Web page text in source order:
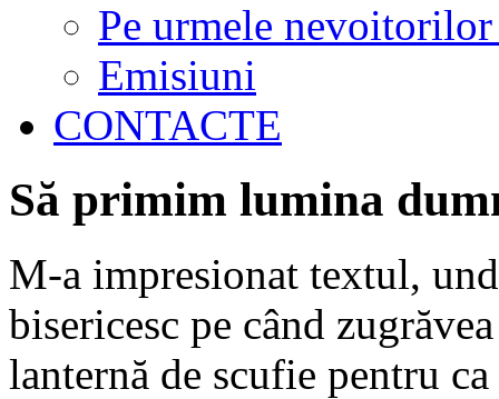
Pe urmele nevoitorilor
Emisiuni
CONTACTE
Să primim lumina
M-a impresionat textul,
bisericesc pe când
lan­ternă de scufie pentru